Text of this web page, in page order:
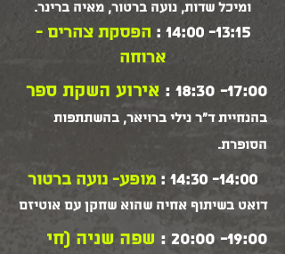
ומיכל שדות, נועה ברטור, מאיה ברינר.
13:15- 14:00 :
הפסקת צהרים -
ארוחה
17:00- 18:30 : אירוע השקת ספר
בהנחיית ד"ר נילי ברויאר, בהשתתפות
הסופרת.
14:00- 14:30 : מופע- נועה ברטור
​דואט בשיתוף אחיה שהוא שחקן עם אוטיזם
19:00- 20:00 :
שפה שניה (חי